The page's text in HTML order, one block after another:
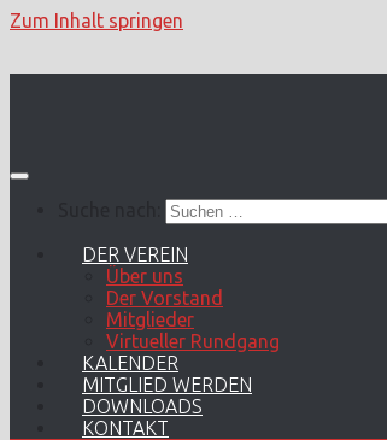
Zum Inhalt springen
DER VEREIN
Über uns
Der Vorstand
Mitglieder
Virtueller Rundgang
KALENDER
MITGLIED WERDEN
DOWNLOADS
KONTAKT